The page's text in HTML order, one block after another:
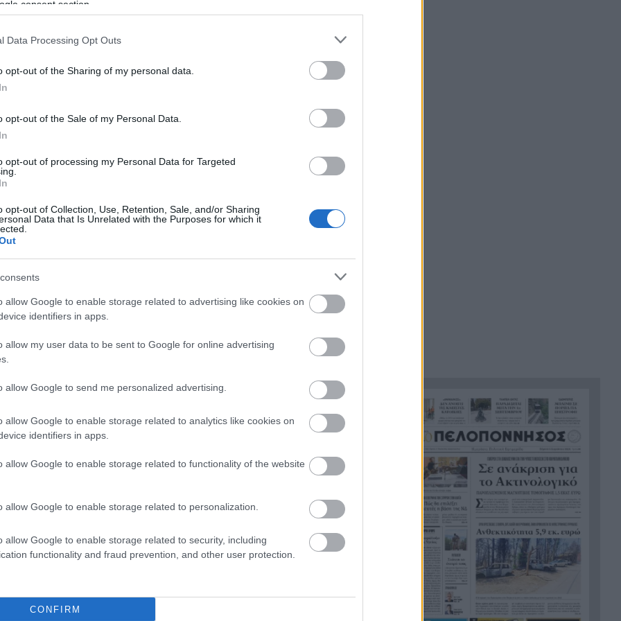
consent section.
Data Processing Opt Outs
opt-out of the Sharing of my personal data.
opt-out of the Sale of my Personal Data.
opt-out of processing my Personal Data for Targeted
opt-out of Collection, Use, Retention, Sale, and/or Sharing
Data that Is Unrelated with the Purposes for which it
allow Google to enable storage related to advertising like cookies on
identifiers in apps.
allow my user data to be sent to Google for online advertising
allow Google to send me personalized advertising.
allow Google to enable storage related to analytics like cookies on
identifiers in apps.
allow Google to enable storage related to functionality of the website
allow Google to enable storage related to personalization.
allow Google to enable storage related to security, including
functionality and fraud prevention, and other user protection.
CONFIRM
πήραν τα χρήματα –
Χειροπέδες σε δύο αλλοδαπές
Σήμερα το τελευταίο «αντίο»
στον Λάκη Χαλκιά
Ακίνητα κοντά στη θάλασσα:
Πού «χτυπάνε κόκκινο» οι
τιμές στην Πελοπόννησο
Ράλι για τον χρυσό: Έσπασε το
φράγμα των 4.300 δολαρίων
Ιός Δυτικού Νείλου: 65 τα
κρούσματα και 6 οι νεκροί